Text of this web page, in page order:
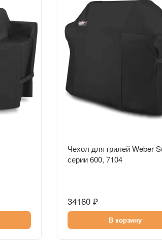
Чехол для грилей Weber
серии 600, 7104
34160 ₽
В корзину